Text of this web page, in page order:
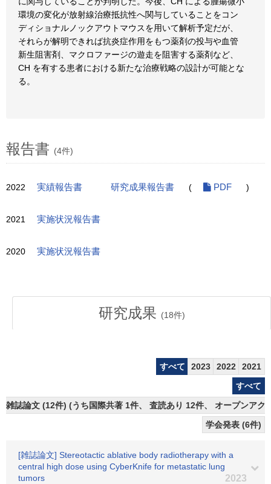
環境の変化が放射線治療抵抗性へ関与していることをコン
ディショナルノックアウトマウスを用いて解析予定だが、
それらが解明できれば抗炎症作用をもつ薬剤の投与や血管
新生阻害剤、マクロファージの遊走を阻害する薬剤など、
CH を有する患者における新たな治療戦略の設計が可能とな
る。
報告書 (4件)
2022 実績報告書 研究成果報告書 ( PDF )
2021 実施状況報告書
2020 実施状況報告書
研究成果 (18件)
すべて 2023 2022
2021
すべて
雑誌論文 (12件) (うち国際共著 1件、 査読あり 12件、 オープンアク
学会発表 (6件)
[雑誌論文] Stereotactic ablative body radiotherapy with a
central high dose using CyberKnife for metastatic lung
tumors
2023